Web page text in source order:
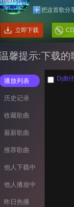
把这首歌分
立即下载
馨提示:下载的
播放列表
历史记录
收藏歌曲
最新歌曲
推荐歌曲
他人下载中
他人播放中
昨日热播
Dj彪